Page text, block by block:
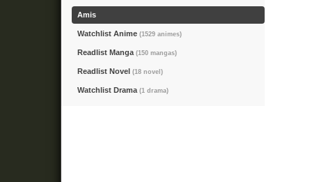
Amis
Watchlist Anime (1529 animes)
Readlist Manga (150 mangas)
Readlist Novel (18 novel)
Watchlist Drama (1 drama)